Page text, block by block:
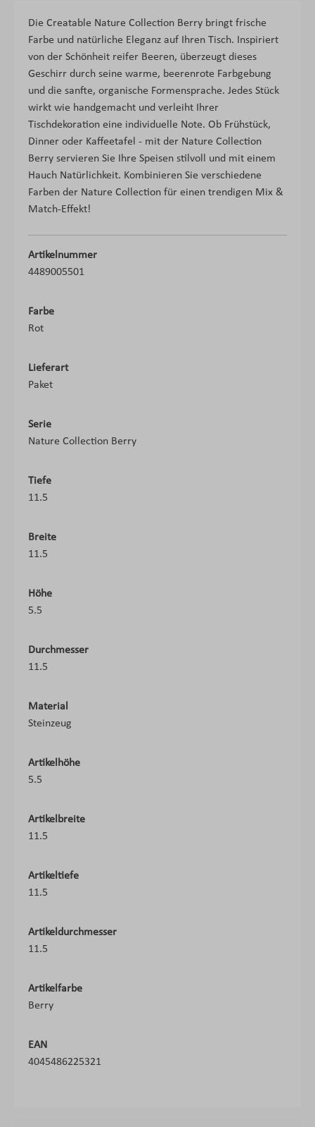
Die Creatable Nature Collection Berry bringt frische
Farbe und natürliche Eleganz auf Ihren Tisch. Inspiriert
von der Schönheit reifer Beeren, überzeugt dieses
Geschirr durch seine warme, beerenrote Farbgebung
und die sanfte, organische Formensprache. Jedes Stück
wirkt wie handgemacht und verleiht Ihrer
Tischdekoration eine individuelle Note. Ob Frühstück,
Dinner oder Kaffeetafel - mit der Nature Collection
Berry servieren Sie Ihre Speisen stilvoll und mit einem
Hauch Natürlichkeit. Kombinieren Sie verschiedene
Farben der Nature Collection für einen trendigen Mix &
Match-Effekt!
Artikelnummer
4489005501
Farbe
Rot
Lieferart
Paket
Serie
Nature Collection Berry
Tiefe
11.5
Breite
11.5
Höhe
5.5
Durchmesser
11.5
Material
Steinzeug
Artikelhöhe
5.5
Artikelbreite
11.5
Artikeltiefe
11.5
Artikeldurchmesser
11.5
Artikelfarbe
Berry
EAN
4045486225321